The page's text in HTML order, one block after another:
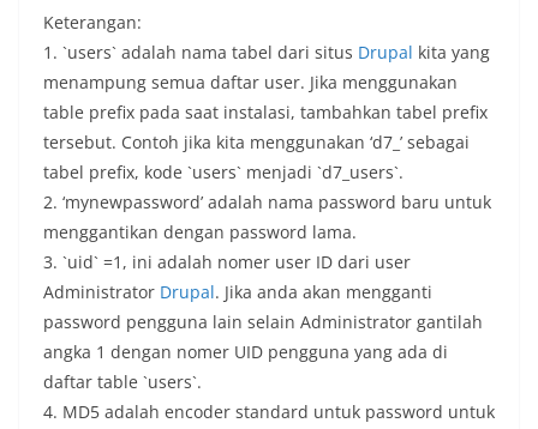
Keterangan:
1. `users` adalah nama tabel dari situs Drupal kita yang
menampung semua daftar user. Jika menggunakan
table prefix pada saat instalasi, tambahkan tabel prefix
tersebut. Contoh jika kita menggunakan ‘d7_’ sebagai
tabel prefix, kode `users` menjadi `d7_users`.
2. ‘mynewpassword’ adalah nama password baru untuk
menggantikan dengan password lama.
3. `uid` =1, ini adalah nomer user ID dari user
Administrator Drupal. Jika anda akan mengganti
password pengguna lain selain Administrator gantilah
angka 1 dengan nomer UID pengguna yang ada di
daftar table `users`.
4. MD5 adalah encoder standard untuk password untuk